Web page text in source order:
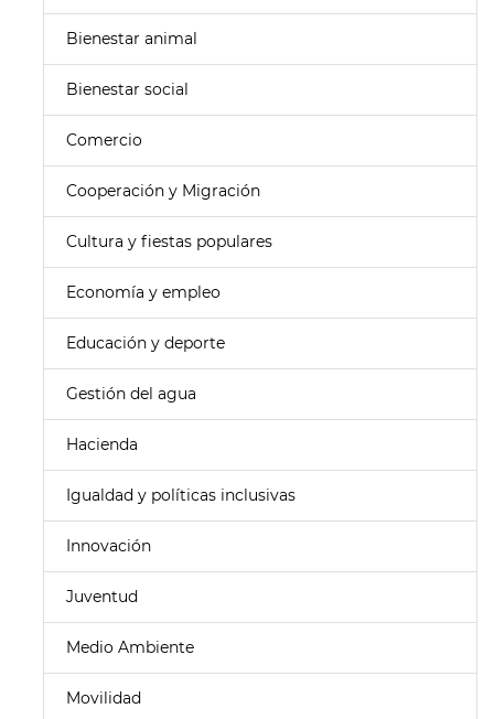
Bienestar animal
Bienestar social
Comercio
Cooperación y Migración
Cultura y fiestas populares
Economía y empleo
Educación y deporte
Gestión del agua
Hacienda
Igualdad y políticas inclusivas
Innovación
Juventud
Medio Ambiente
Movilidad